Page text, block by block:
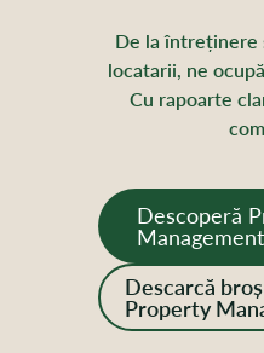
De la întreținere
locatarii, ne
Cu rapoarte
Descoperă
Management
Descarcă
Property